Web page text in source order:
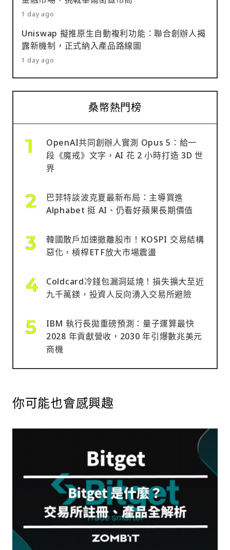
1 day ago
Uniswap 擬推原生自動複利功能：聯合創辦人揭
露新機制，正式納入產品路線圖
1 day ago
桑幣熱門榜
OpenAI共同創辦人實測 Opus 5：給一
段《魔戒》文字，AI 花 2 小時打造 3D 世
界
巴菲特談波克夏最新布局：主導買進
Alphabet 挺 AI、仍看好蘋果長期價值
韓國散戶加速撤離股市！KOSPI 交易結構
惡化，槓桿ETF放大市場震盪
Coldcard冷錢包漏洞延燒！損失擴大至近
九千萬鎂，投資人反向湧入交易所避險
IBM 執行長拋重磅預測：量子運算最快
2028 年貢獻營收，2030 年引爆數兆美元
商機
你可能也會感興趣